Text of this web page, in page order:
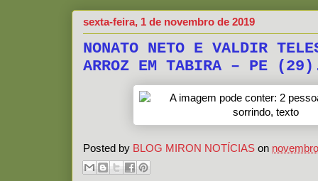
sexta-feira, 1 de novembro de 2019
NONATO NETO E VALDIR
ARROZ EM TABIRA – PE
Posted by BLOG MIRON NOTÍCIAS on